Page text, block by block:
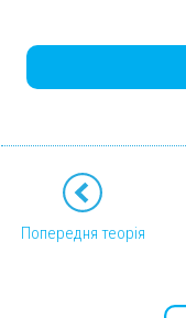
Попередня теорія